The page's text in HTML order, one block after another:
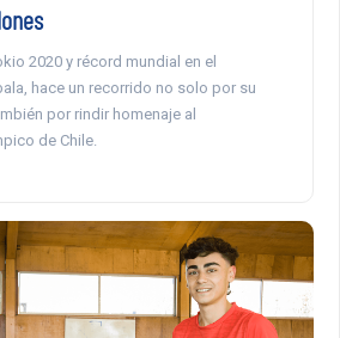
2020 y récord mundial en el
hace un recorrido no solo por su
por rindir homenaje al
de Chile.